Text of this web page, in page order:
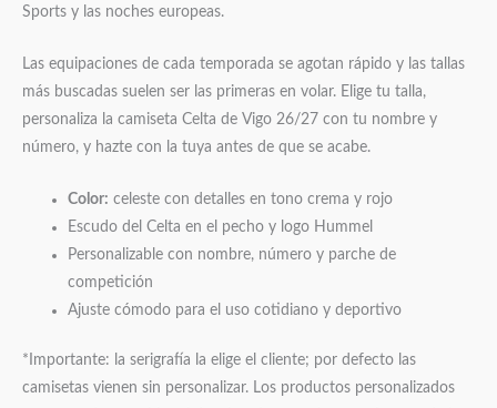
Sports y las noches europeas.
Las equipaciones de cada temporada se agotan rápido y las tallas
más buscadas suelen ser las primeras en volar. Elige tu talla,
personaliza la camiseta Celta de Vigo 26/27 con tu nombre y
número, y hazte con la tuya antes de que se acabe.
Color: celeste con detalles en tono crema y rojo
Escudo del Celta en el pecho y logo Hummel
Personalizable con nombre, número y parche de
competición
Ajuste cómodo para el uso cotidiano y deportivo
*Importante: la serigrafía la elige el cliente; por defecto las
camisetas vienen sin personalizar. Los productos personalizados